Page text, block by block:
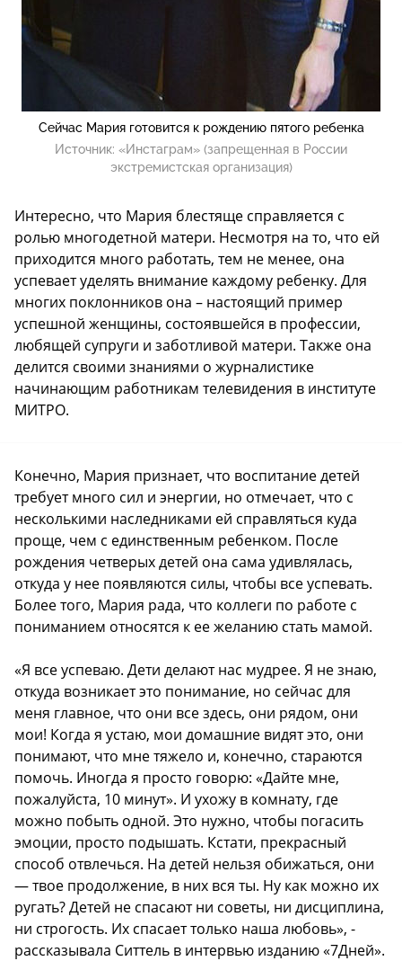
Сейчас Мария готовится к рождению пятого ребенка
Источник: «Инстаграм» (запрещенная в России
экстремистская организация)
Интересно, что Мария блестяще справляется с
ролью многодетной матери. Несмотря на то, что ей
приходится много работать, тем не менее, она
успевает уделять внимание каждому ребенку. Для
многих поклонников она – настоящий пример
успешной женщины, состоявшейся в профессии,
любящей супруги и заботливой матери. Также она
делится своими знаниями о журналистике
начинающим работникам телевидения в институте
МИТРО.
Конечно, Мария признает, что воспитание детей
требует много сил и энергии, но отмечает, что с
несколькими наследниками ей справляться куда
проще, чем с единственным ребенком. После
рождения четверых детей она сама удивлялась,
откуда у нее появляются силы, чтобы все успевать.
Более того, Мария рада, что коллеги по работе с
пониманием относятся к ее желанию стать мамой.
«Я все успеваю. Дети делают нас мудрее. Я не знаю,
откуда возникает это понимание, но сейчас для
меня главное, что они все здесь, они рядом, они
мои! Когда я устаю, мои домашние видят это, они
понимают, что мне тяжело и, конечно, стараются
помочь. Иногда я просто говорю: «Дайте мне,
пожалуйста, 10 минут». И ухожу в комнату, где
можно побыть одной. Это нужно, чтобы погасить
эмоции, просто подышать. Кстати, прекрасный
способ отвлечься. На детей нельзя обижаться, они
— твое продолжение, в них вся ты. Ну как можно их
ругать? Детей не спасают ни советы, ни дисциплина,
ни строгость. Их спасает только наша любовь», -
рассказывала Ситтель в интервью изданию «7Дней».